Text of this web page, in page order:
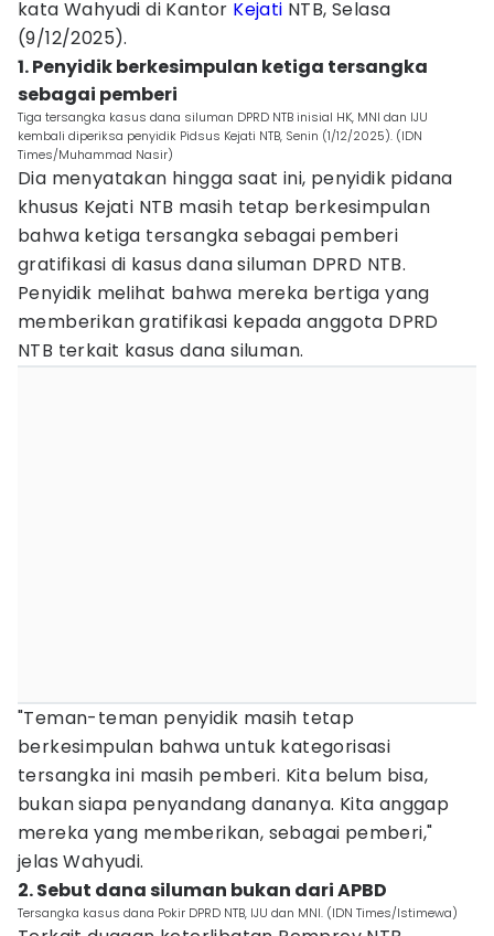
kata Wahyudi di Kantor Kejati NTB, Selasa
(9/12/2025).
1. Penyidik berkesimpulan ketiga tersangka
sebagai pemberi
Tiga tersangka kasus dana siluman DPRD NTB inisial HK, MNI dan IJU
kembali diperiksa penyidik Pidsus Kejati NTB, Senin (1/12/2025). (IDN
Times/Muhammad Nasir)
Dia menyatakan hingga saat ini, penyidik pidana
khusus Kejati NTB masih tetap berkesimpulan
bahwa ketiga tersangka sebagai pemberi
gratifikasi di kasus dana siluman DPRD NTB.
Penyidik melihat bahwa mereka bertiga yang
memberikan gratifikasi kepada anggota DPRD
NTB terkait kasus dana siluman.
"Teman-teman penyidik masih tetap
berkesimpulan bahwa untuk kategorisasi
tersangka ini masih pemberi. Kita belum bisa,
bukan siapa penyandang dananya. Kita anggap
mereka yang memberikan, sebagai pemberi,"
jelas Wahyudi.
2. Sebut dana siluman bukan dari APBD
Tersangka kasus dana Pokir DPRD NTB, IJU dan MNI. (IDN Times/Istimewa)